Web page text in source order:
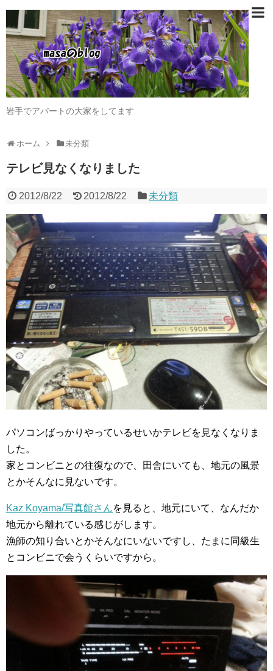
岩手でアパートの大家をしてます
ホーム 未分類
テレビ見なくなりました
2012/8/22 2012/8/22 未分類
パソコンばっかりやっているせいかテレビを見なくなりま
した。
家とコンビニとの往復なので、田舎にいても、地元の風景
とかそんなに見ないです。
Kaz Koyama/写真館さんを見ると、地元にいて、なんだか
地元から離れている感じがします。
漁師の知り合いとかそんなにいないですし、たまに同級生
とコンビニで会うくらいですから。